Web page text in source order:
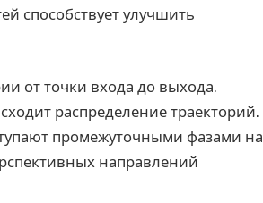
способствует улучшить
от точки входа до выхода.
распределение траекторий.
промежуточными фазами на
направлений